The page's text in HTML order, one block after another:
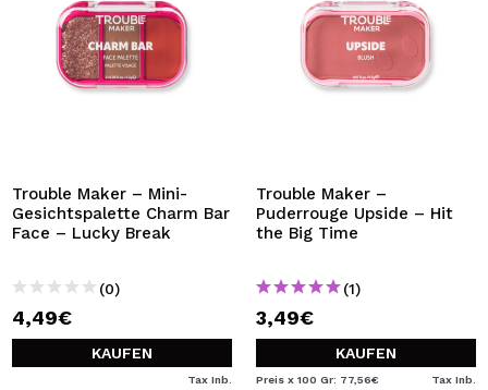
Trouble Maker – Mini-
Gesichtspalette Charm Bar
Face – Lucky Break
(0)
4,49€
KAUFEN
Tax Inb.
Trouble Maker –
Puderrouge Upside – Hit
the Big Time
(1)
3,49€
KAUFEN
Preis x 100 Gr: 77,56€ Tax Inb.